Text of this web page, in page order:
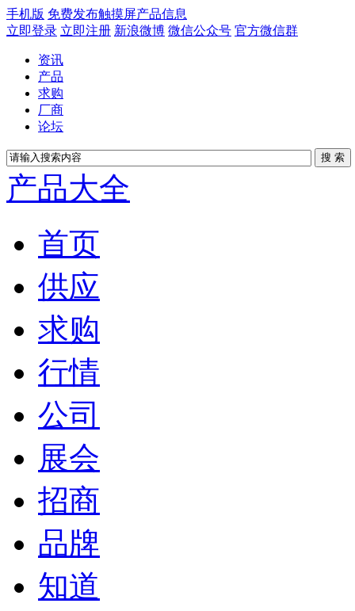
手机版 免费发布触摸屏产品信息
立即登录 立即注册 新浪微博 微信公众号 官方微信群
资讯
产品
求购
厂商
论坛
产品大全
首页
供应
求购
行情
公司
展会
招商
品牌
知道